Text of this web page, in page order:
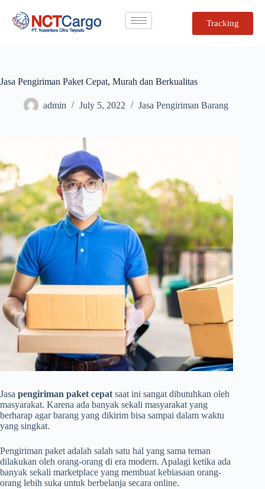
Tracking
Jasa Pengiriman Paket Cepat, Murah dan Berkualitas
admin July 5, 2022 Jasa Pengiriman Barang
Jasa pengiriman paket cepat saat ini sangat dibutuhkan oleh
masyarakat. Karena ada banyak sekali masyarakat yang
berharap agar barang yang dikirim bisa sampai dalam waktu
yang singkat.
Pengiriman paket adalah salah satu hal yang sama teman
dilakukan oleh orang-orang di era modern. Apalagi ketika ada
banyak sekali marketplace yang membuat kebiasaan orang-
orang lebih suka untuk berbelanja secara online.